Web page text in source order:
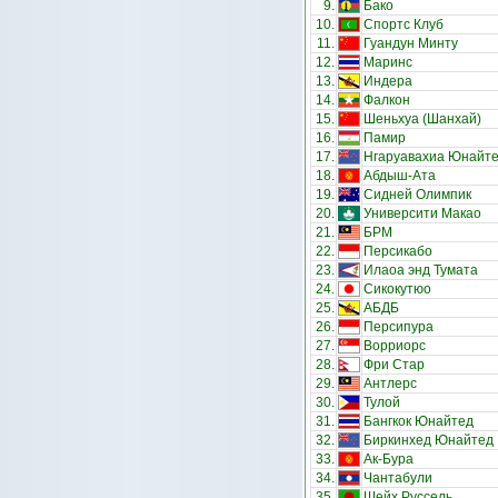
9.
Бако
10.
Спортс Клуб
11.
Гуандун Минту
12.
Маринс
13.
Индера
14.
Фалкон
15.
Шеньхуа (Шанхай)
16.
Памир
17.
Нгаруавахиа
18.
Абдыш-Ата
19.
Сидней Олимпик
20.
Университи Макао
21.
БРМ
22.
Персикабо
23.
Илаоа энд Тумата
24.
Сикокутюо
25.
АБДБ
26.
Персипура
27.
Ворриорс
28.
Фри Стар
29.
Антлерс
30.
Тулой
31.
Бангкок Юнайтед
32.
Биркинхед Юнайтед
33.
Ак-Бура
34.
Чантабули